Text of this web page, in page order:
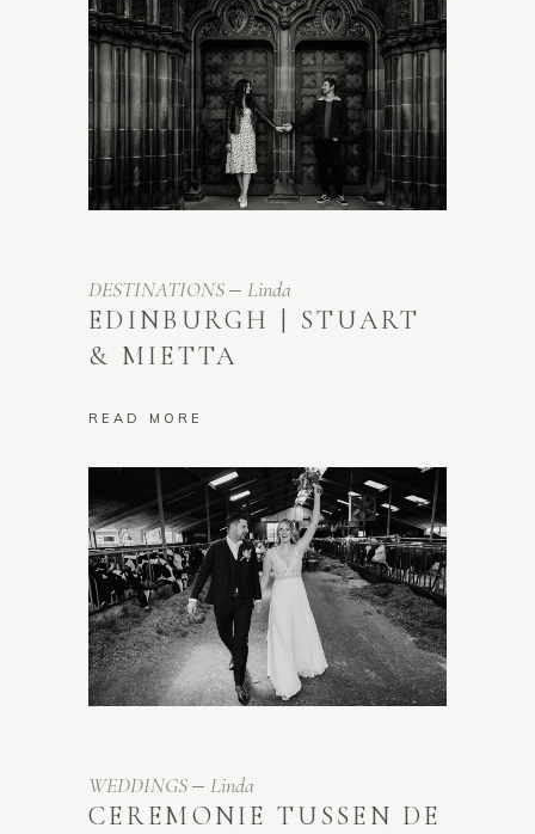
DESTINATIONS Linda
EDINBURGH | STUART
& MIETTA
READ MORE
WEDDINGS Linda
CEREMONIE TUSSEN DE